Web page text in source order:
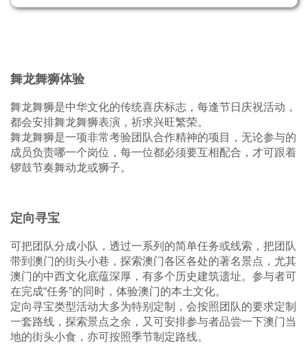
舞龙舞狮体验
舞龙舞狮是中华文化的传统喜庆标志，每逢节日庆祝活动，
都会安排舞龙舞狮表演，祈求兴旺繁荣。
舞龙舞狮是一项非常考验团队合作精神的项目，无论参与的
成员负责哪一个岗位，每一位都必须要互相配合，才可跟着
锣鼓节奏舞动龙或狮子。
定向寻宝
可把团队分成小队，透过一系列的简单任务或线索，把团队
带到澳门的街头小巷，探索澳门各区各处的著名景点，尤其
澳门的中西文化底蕴深厚，有多个历史建筑遗址。参与者可
在完成“任务”的同时，体验澳门的本土文化。
定向寻宝类型活动大多为特别定制，会按照团队的要求定制
一套路线，探索景点之余，又可安排参与者品尝一下澳门当
地的街头小食，亦可按照季节制定路线。